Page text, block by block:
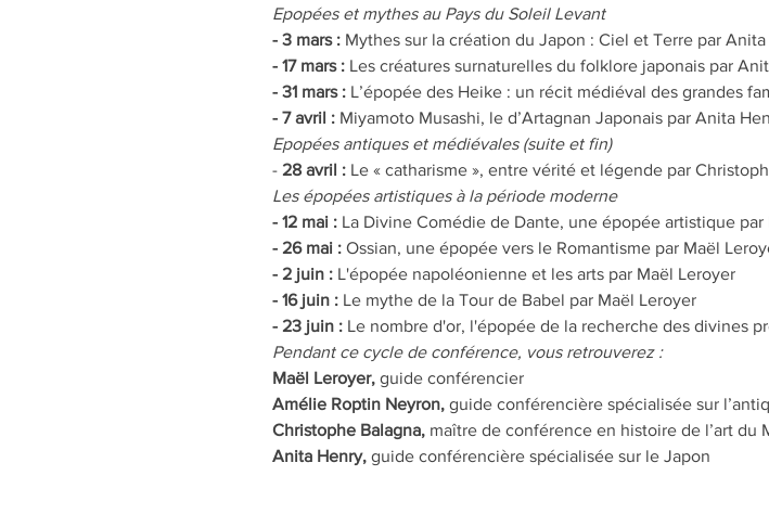
Epopées et mythes au Pays du Soleil Levant
- 3 mars : Mythes sur la création du Japon : Ciel et Terre par Anita
- 17 mars : Les créatures surnaturelles du folklore japonais par
- 31 mars : L’épopée des Heike : un récit médiéval des grandes
- 7 avril : Miyamoto Musashi, le d’Artagnan Japonais par Anita
Epopées antiques et médiévales (suite et fin)
- 28 avril : Le « catharisme », entre vérité et légende par
Les épopées artistiques à la période moderne
- 12 mai : La Divine Comédie de Dante, une épopée artistique par
- 26 mai : Ossian, une épopée vers le Romantisme par Maël
- 2 juin : L'épopée napoléonienne et les arts par Maël Leroyer
- 16 juin : Le mythe de la Tour de Babel par Maël Leroyer
- 23 juin : Le nombre d'or, l'épopée de la recherche des divines
Pendant ce cycle de conférence, vous retrouverez :
Maël Leroyer, guide conférencier
Amélie Roptin Neyron, guide conférencière spécialisée sur
Christophe Balagna, maître de conférence en histoire de l’art du
Anita Henry, guide conférencière spécialisée sur le Japon